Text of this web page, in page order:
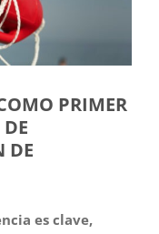
PRIMER
DE
es clave,